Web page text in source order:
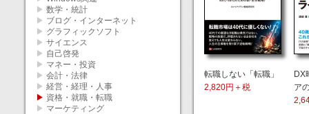
▶ 数学・統計
▶ ブログ・インターネット
▶ グラフィックソフト
▶ サイエンス
▶ 自己啓発
▶ マネー・投資
▶ 会計・法律
▶ 経営・経理・人事
▶ 資格・就職・転職
▶ マーケティング
転職しない「転職」
2,820円＋税
DX
ア